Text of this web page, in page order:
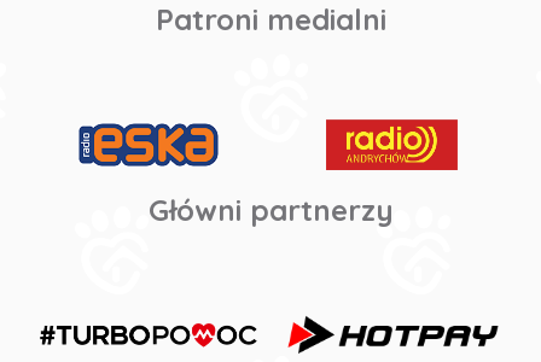
Patroni medialni
Główni partnerzy